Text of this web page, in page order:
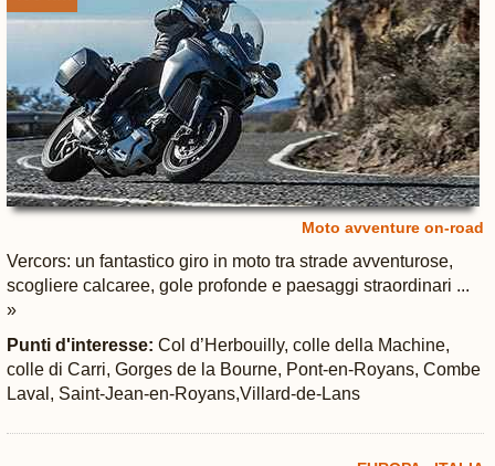
Moto avventure on-road
Vercors: un fantastico giro in moto tra strade avventurose,
scogliere calcaree, gole profonde e paesaggi straordinari ...
»
Punti d'interesse: Col d’Herbouilly, colle della Machine,
colle di Carri, Gorges de la Bourne, Pont-en-Royans, Combe
Laval, Saint-Jean-en-Royans,Villard-de-Lans